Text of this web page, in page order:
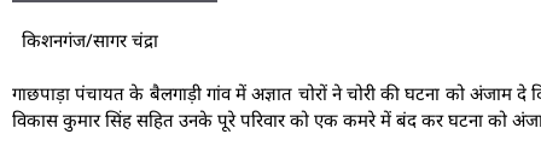
किशनगंज/सागर चंद्रा
गाछपाड़ा पंचायत के बैलगाड़ी गांव में अज्ञात चोरों ने चोरी की घटना को अंजाम
विकास कुमार सिंह सहित उनके पूरे परिवार को एक कमरे में बंद कर घटना को